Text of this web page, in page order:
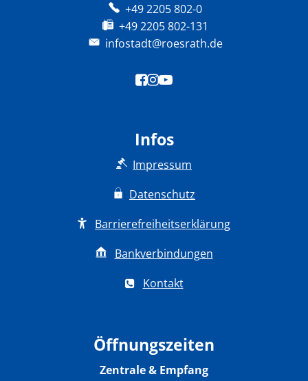
+49 2205 802-0
+49 2205 802-131
infostadt@roesrath.de
Infos
Impressum
Datenschutz
Barrierefreiheitserklärung
Bankverbindungen
Kontakt
Öffnungszeiten
Zentrale & Empfang